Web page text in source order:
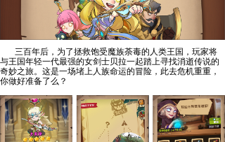
三百年后，为了拯救饱受魔族荼毒的人类王国，玩家将
与王国年轻一代最强的女剑士贝拉一起踏上寻找消逝传说的
奇妙之旅。这是一场堵上人族命运的冒险，此去危机重重，
你做好准备了么？